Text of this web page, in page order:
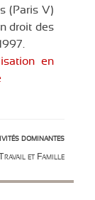
(Paris V)
droit des
en
dominantes
Travail et Famille